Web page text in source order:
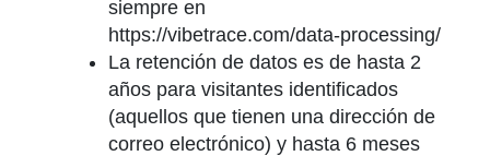
siempre en
https://vibetrace.com/data-processing/
La retención de datos es de hasta 2
años para visitantes identificados
(aquellos que tienen una dirección de
correo electrónico) y hasta 6 meses